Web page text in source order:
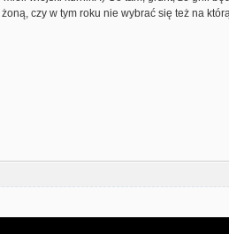
czy w tym roku nie wybrać się też na